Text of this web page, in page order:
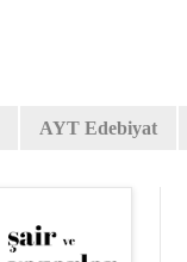
AYT Edebiyat